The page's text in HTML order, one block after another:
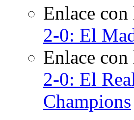
Enlace
2-0: El
Enlace
2-0: El
Champions